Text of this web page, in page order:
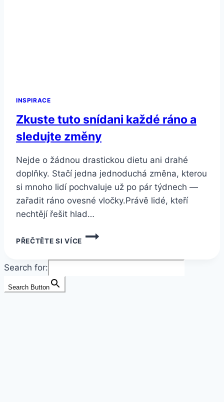
INSPIRACE
Zkuste tuto snídani každé ráno a
sledujte změny
Nejde o žádnou drastickou dietu ani drahé
doplňky. Stačí jedna jednoduchá změna, kterou
si mnoho lidí pochvaluje už po pár týdnech —
zařadit ráno ovesné vločky.Právě lidé, kteří
nechtějí řešit hlad…
PŘEČTĚTE SI VÍCE
ZKUSTE
TUTO
Search for:
Search Button